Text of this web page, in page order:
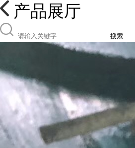
产品展厅
搜索